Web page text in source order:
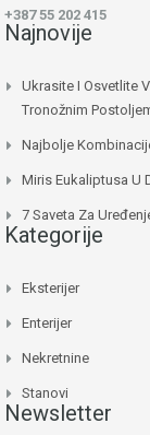
+387 55 202 415
Najnovije
Ukrasite I Osvetlite
Tronožnim
Najbolje
Miris Eukaliptusa U
7 Saveta Za
Kategorije
Eksterijer
Enterijer
Nekretnine
Stanovi
Newsletter